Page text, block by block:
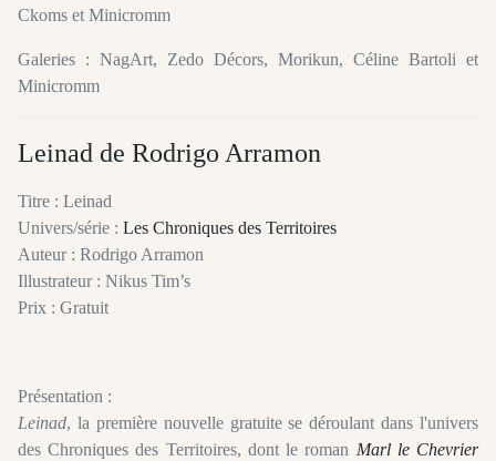
Ckoms et Minicromm
Galeries : NagArt, Zedo Décors, Morikun, Céline Bartoli et
Minicromm
Leinad de Rodrigo Arramon
Titre : Leinad
Univers/série : Les Chroniques des Territoires
Auteur : Rodrigo Arramon
Illustrateur : Nikus Tim’s
Prix : Gratuit
Présentation :
Leinad, la première nouvelle gratuite se déroulant dans l'univers
des Chroniques des Territoires, dont le roman Marl le Chevrier